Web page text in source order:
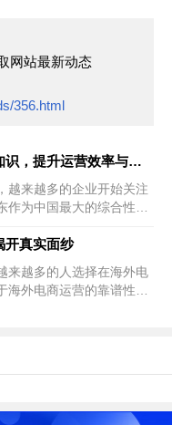
网站最新动态
356.html
掌握京东电商运营基础知识，提升运营效率与转化率
越来越多的企业开始关注
为中国最大的综合性电
开真实面纱
来越多的人选择在海外电
外电商运营的靠谱性，